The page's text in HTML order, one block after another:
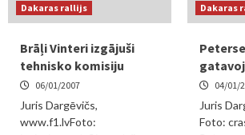
Dakaras rallijs
Brāļi Vinteri izgājuši
tehnisko komisiju
06/01/2007
Juris Dargēvičs,
www.f1.lvFoto:
Dakaras
04/01/
Juris
Foto: